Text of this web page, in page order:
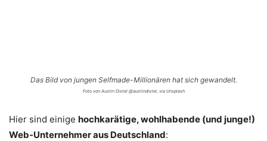
Das Bild von jungen Selfmade-Millionären hat sich gewandelt.
Foto von Austin Distel @austindistel, via Unsplash
Hier sind einige hochkarätige, wohlhabende (und junge!)
Web-Unternehmer aus Deutschland: